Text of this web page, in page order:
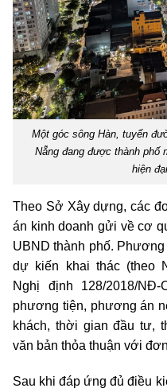
Một góc sông Hàn, tuyến
Nẵng đang được thành phố
hiện
Theo Sở Xây dựng, các
án kinh doanh gửi về cơ
UBND thành phố.
dự kiến khai thác (theo
Nghị định 128/2018/
phương tiện, phương án
khách, thời gian đầu tư,
văn bản thỏa thuận với
Sau khi đáp ứng đủ điều